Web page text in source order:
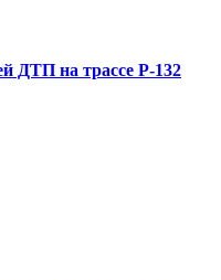
ДТП на трассе Р-132